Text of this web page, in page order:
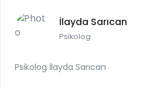
İlayda Sarıcan
Psikolog
Psikolog İlayda Sarıcan